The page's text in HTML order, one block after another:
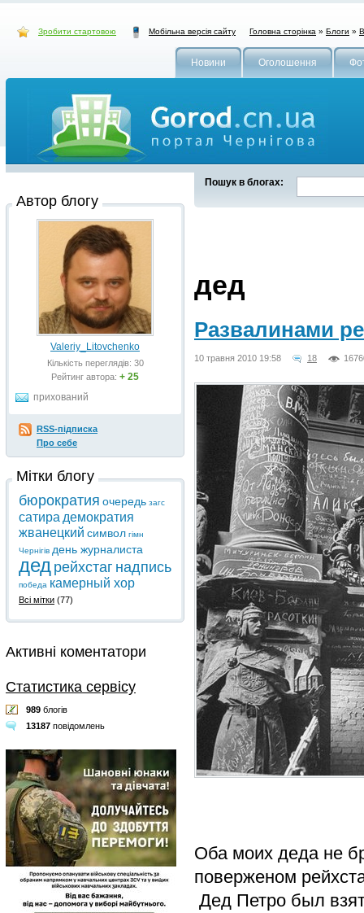
Зробити стартовою Мобільна версія сайту Головна сторінка » Блоги »
Новини Оголошення
Пошук в блогах:
дед
Развалинами
10 травня 2010 19:58 18
Оба моих деда не
поверженом
Дед Петро был
Автор блогу
Valeriy_Litovchenko
Кількість переглядів: 30
Рейтинг автора: + 25
прихований
RSS-підписка
Про себе
Мітки блогу
бюрократия очередь загс
сатира демократия
жванецкий символ гімн
Чернігів день журналиста
дед рейхстаг надпись
победа камерный хор
Всі мітки (77)
Активні коментатори
Статистика сервісу
989 блогів
13187 повідомлень